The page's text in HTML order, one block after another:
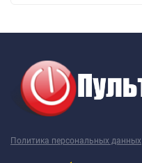
Политика персональных данных